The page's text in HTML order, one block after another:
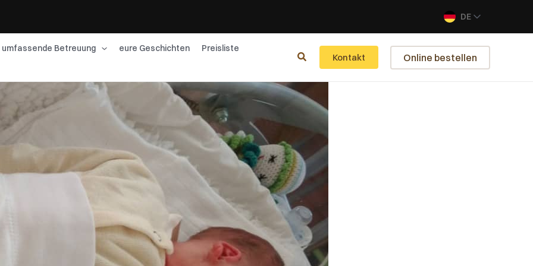
DE
umfassende Betreuung eure Geschichten
Preisliste
Kontakt Online bestellen